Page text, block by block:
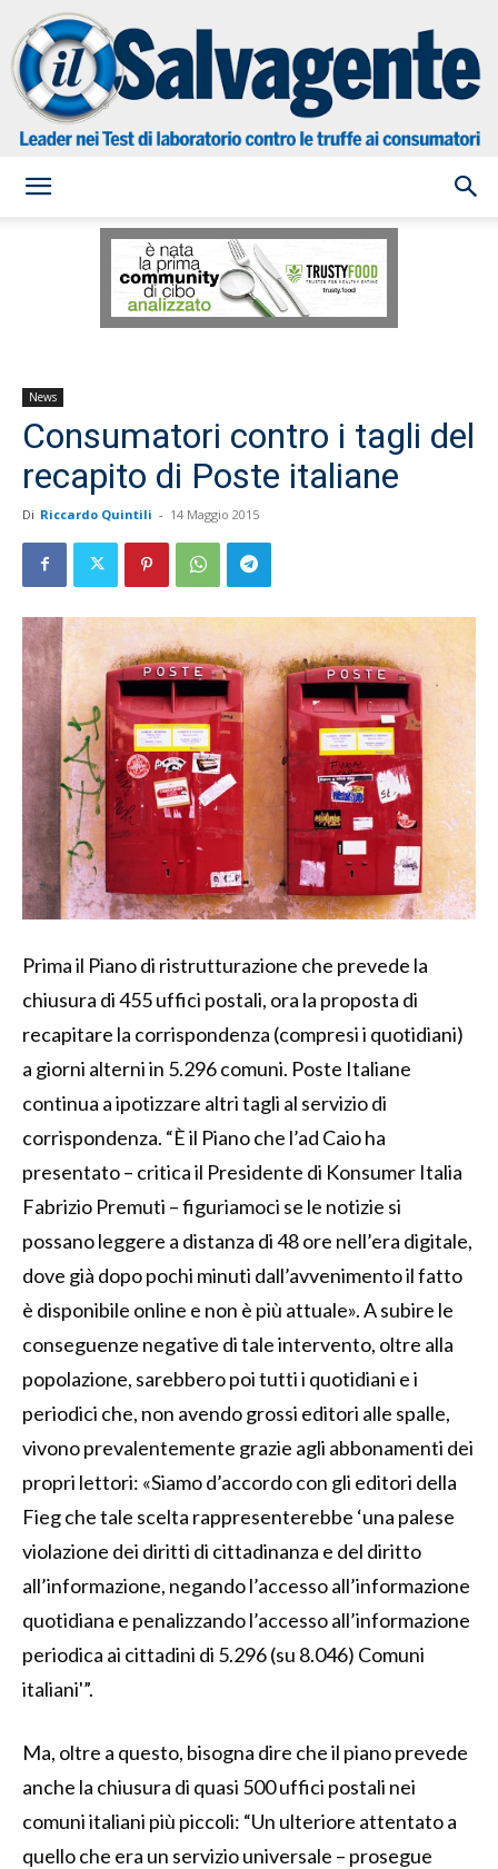
Salvagente
News
Consumatori contro i tagli del
recapito di Poste italiane
Di Riccardo Quintili - 14 Maggio 2015
Prima il Piano di ristrutturazione che prevede la
chiusura di 455 uffici postali, ora la proposta di
recapitare la corrispondenza (compresi i quotidiani)
a giorni alterni in 5.296 comuni. Poste Italiane
continua a ipotizzare altri tagli al servizio di
corrispondenza. “È il Piano che l’ad Caio ha
presentato – critica il Presidente di Konsumer Italia
Fabrizio Premuti – figuriamoci se le notizie si
possano leggere a distanza di 48 ore nell’era digitale,
dove già dopo pochi minuti dall’avvenimento il fatto
è disponibile online e non è più attuale». A subire le
conseguenze negative di tale intervento, oltre alla
popolazione, sarebbero poi tutti i quotidiani e i
periodici che, non avendo grossi editori alle spalle,
vivono prevalentemente grazie agli abbonamenti dei
propri lettori: «Siamo d’accordo con gli editori della
Fieg che tale scelta rappresenterebbe ‘una palese
violazione dei diritti di cittadinanza e del diritto
all’informazione, negando l’accesso all’informazione
quotidiana e penalizzando l’accesso all’informazione
periodica ai cittadini di 5.296 (su 8.046) Comuni
italiani'”.
Ma, oltre a questo, bisogna dire che il piano prevede
anche la chiusura di quasi 500 uffici postali nei
comuni italiani più piccoli: “Un ulteriore attentato a
quello che era un servizio universale – prosegue